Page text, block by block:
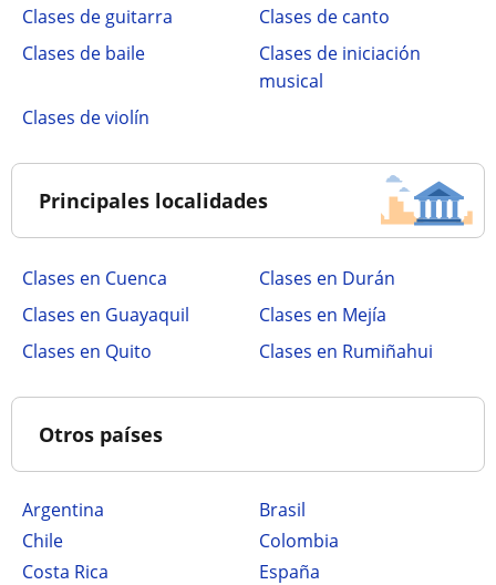
Clases de guitarra
Clases de canto
Clases de baile
Clases de iniciación
musical
Clases de violín
Principales localidades
Clases en Cuenca
Clases en Durán
Clases en Guayaquil
Clases en Mejía
Clases en Quito
Clases en Rumiñahui
Otros países
Argentina
Brasil
Chile
Colombia
Costa Rica
España